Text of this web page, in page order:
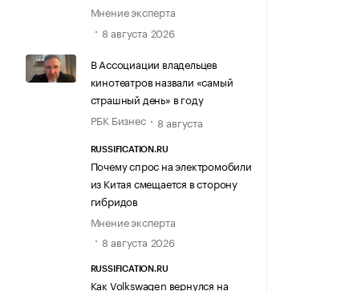
Мнение эксперта
8 августа 2026
В Ассоциации владельцев
кинотеатров назвали «самый
страшный день» в году
РБК Бизнес
8 августа
RUSSIFICATION.RU
Почему спрос на электромобили
из Китая смещается в сторону
гибридов
Мнение эксперта
8 августа 2026
RUSSIFICATION.RU
Как Volkswagen вернулся на